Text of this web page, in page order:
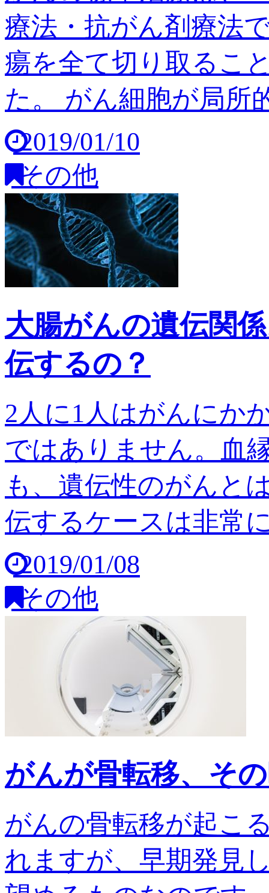
療法・抗がん剤療法
瘍を全て切り取るこ
た。 がん細胞が局所
2019/01/10
その他
大腸がんの遺伝関
伝するの？
2人に1人はがんにか
ではありません。血
も、遺伝性のがんと
伝するケースは非常
2019/01/08
その他
がんが骨転移、そ
がんの骨転移が起こ
れますが、早期発見